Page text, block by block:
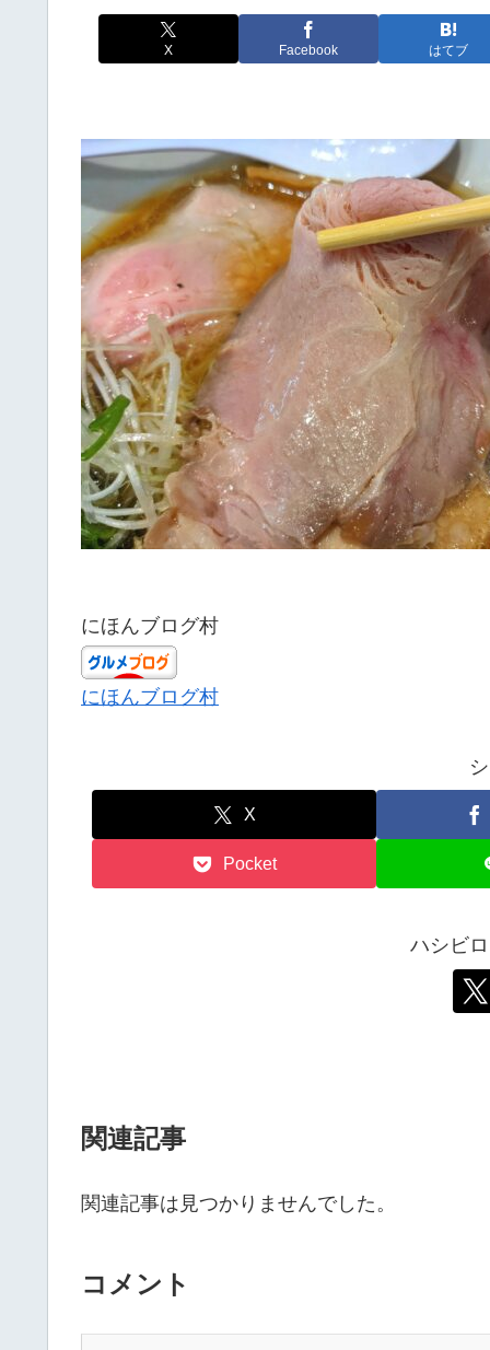
X Facebook はてブ
にほんブログ村
にほんブログ村
X
Pocket
ハシビ
関連記事
関連記事は見つかりませんでした。
コメント